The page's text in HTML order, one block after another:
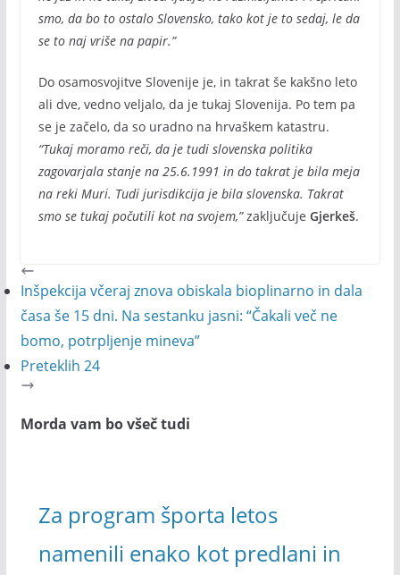
smo, da bo to ostalo Slovensko, tako kot je to sedaj, le da
se to naj vriše na papir.”
Do osamosvojitve Slovenije je, in takrat še kakšno leto
ali dve, vedno veljalo, da je tukaj Slovenija. Po tem pa
se je začelo, da so uradno na hrvaškem katastru.
“Tukaj moramo reči, da je tudi slovenska politika
zagovarjala stanje na 25.6.1991 in do takrat je bila meja
na reki Muri. Tudi jurisdikcija je bila slovenska. Takrat
smo se tukaj počutili kot na svojem,”zaključuje Gjerkeš.
Inšpekcija včeraj znova obiskala bioplinarno in dala
časa še 15 dni. Na sestanku jasni: “Čakali več ne
bomo, potrpljenje mineva”
Preteklih 24
Morda vam bo všeč tudi
Za program športa letos
namenili enako kot predlani in